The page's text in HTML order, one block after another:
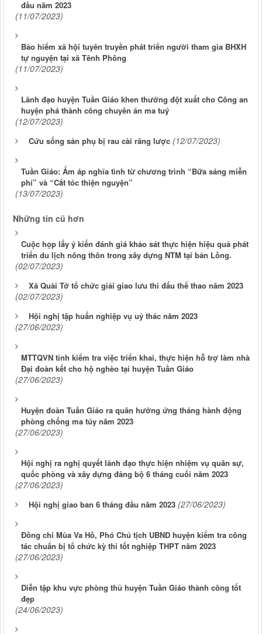
đầu năm 2023
(11/07/2023)
Bảo hiểm xã hội tuyên truyền phát triển người tham gia BHXH
tự nguyện tại xã Tênh Phông
(11/07/2023)
Lãnh đạo huyện Tuần Giáo khen thưởng đột xuất cho Công an
huyện phá thành công chuyên án ma tuý
(12/07/2023)
Cứu sống sản phụ bị rau cài răng lược (12/07/2023)
Tuần Giáo: Ấm áp nghĩa tình từ chương trình “Bữa sáng miễn
phí” và “Cắt tóc thiện nguyện”
(13/07/2023)
Những tin cũ hơn
Cuộc họp lấy ý kiến đánh giá khảo sát thực hiện hiệu quả phát
triển du lịch nông thôn trong xây dựng NTM tại bản Lồng.
(02/07/2023)
Xã Quài Tở tổ chức giải giao lưu thi đấu thể thao năm 2023
(02/07/2023)
Hội nghị tập huấn nghiệp vụ uỷ thác năm 2023
(27/06/2023)
MTTQVN tỉnh kiểm tra việc triển khai, thực hiện hỗ trợ làm nhà
Đại đoàn kết cho hộ nghèo tại huyện Tuần Giáo
(27/06/2023)
Huyện đoàn Tuần Giáo ra quân hưởng ứng tháng hành động
phòng chống ma túy năm 2023
(27/06/2023)
Hội nghị ra nghị quyết lãnh đạo thực hiện nhiệm vụ quân sự,
quốc phòng và xây dựng đảng bộ 6 tháng cuối năm 2023
(27/06/2023)
Hội nghị giao ban 6 tháng đầu năm 2023 (27/06/2023)
Đồng chí Mùa Va Hồ, Phó Chủ tịch UBND huyện kiểm tra công
tác chuẩn bị tổ chức kỳ thi tốt nghiệp THPT năm 2023
(27/06/2023)
Diễn tập khu vực phòng thủ huyện Tuần Giáo thành công tốt
đẹp
(24/06/2023)